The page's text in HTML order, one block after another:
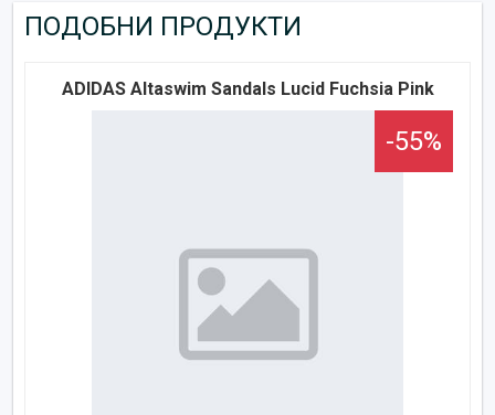
ПОДОБНИ ПРОДУКТИ
ADIDAS Altaswim Sandals Lucid Fuchsia Pink
-55%